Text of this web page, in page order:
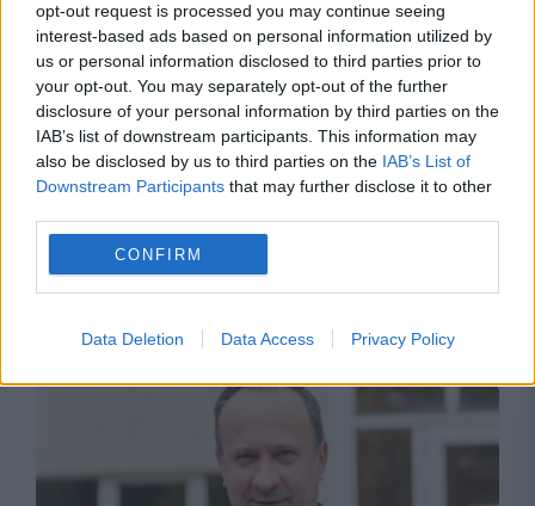
opt-out request is processed you may continue seeing
interest-based ads based on personal information utilized by
us or personal information disclosed to third parties prior to
your opt-out. You may separately opt-out of the further
disclosure of your personal information by third parties on the
IAB’s list of downstream participants. This information may
also be disclosed by us to third parties on the IAB’s List of
Downstream Participants that may further disclose it to other
CONFIRM
Data Deletion Data Access Privacy Policy
POLITICA
Adevărul despre PNRR. USR a conceput
de gestionare și schimbare